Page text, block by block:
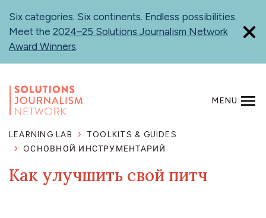
main
content
Six categories. Six continents. Endless possibilities.
Meet the 2024–25 Solutions Journalism Network
Award Winners.
MENU
LEARNING LAB
TOOLKITS & GUIDES
OСНОВНОЙ ИНСТРУМЕНТАРИЙ
Как улучшить свой питч